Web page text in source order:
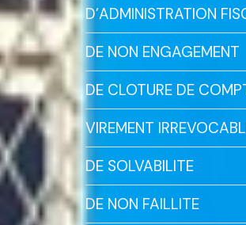
D’ADMINISTRATION
DE NON ENGAGEMENT
DE CLOTURE DE
VIREMENT
DE SOLVABILITE
DE NON FAILLITE